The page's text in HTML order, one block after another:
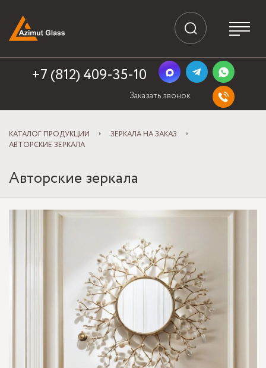
+7 (812) 409-35-10
Заказать звонок
КАТАЛОГ ПРОДУКЦИИ
ЗЕРКАЛА НА ЗАКАЗ
АВТОРСКИЕ ЗЕРКАЛА
Авторские зеркала